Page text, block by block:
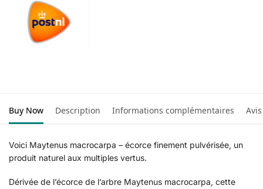
Buy Now Description Informations complémentaires Avis
Voici Maytenus macrocarpa – écorce finement pulvérisée, un
produit naturel aux multiples vertus.
Dérivée de l’écorce de l’arbre Maytenus macrocarpa, cette